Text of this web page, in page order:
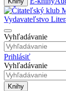
Vyhľadávanie
Prihlásiť
Vyhľadávanie
Knihy